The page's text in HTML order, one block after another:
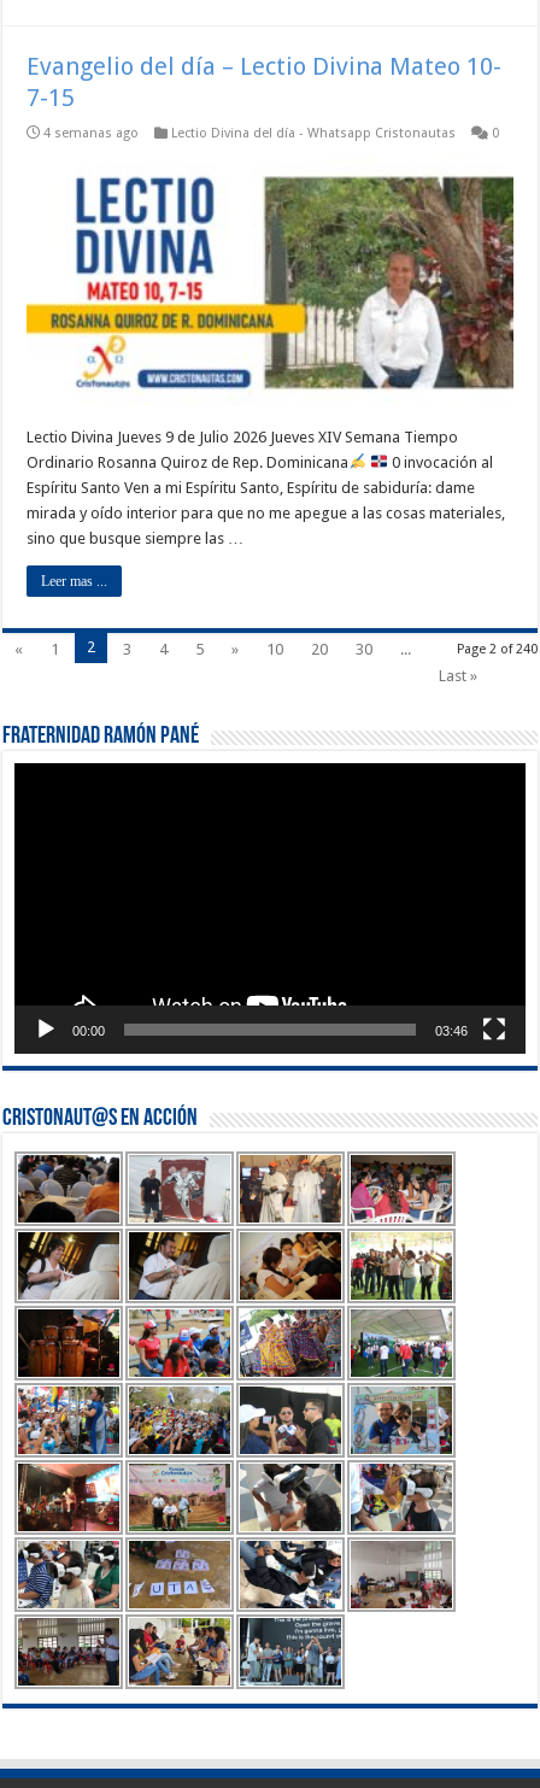
Evangelio del día – Lectio Divina Mateo 10-
7-15
4 semanas ago Lectio Divina del día - Whatsapp Cristonautas 0
Lectio Divina Jueves 9 de Julio 2026 Jueves XIV Semana Tiempo
Ordinario Rosanna Quiroz de Rep. Dominicana
0 invocación al
Espíritu Santo Ven a mi Espíritu Santo, Espíritu de sabiduría: dame
mirada y oído interior para que no me apegue a las cosas materiales,
sino que busque siempre las …
Leer mas ...
Page 2 of 240
« 1 2 3 4 5 » 10 20 30
...
Last »
Fraternidad Ramón Pané
00:00 03:46
Cristonaut@s en Acción